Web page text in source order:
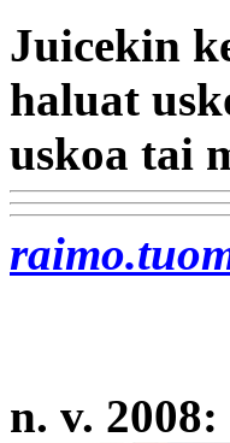
Juicekin
haluat
uskoa tai
n. v. 2008: